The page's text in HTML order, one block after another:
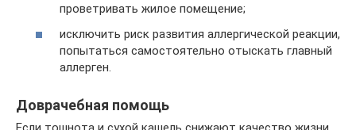
проветривать жилое помещение;
исключить риск развития аллергической реакции,
попытаться самостоятельно отыскать главный
аллерген.
Доврачебная помощь